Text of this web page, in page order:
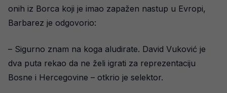
onih iz Borca koji je imao zapažen nastup u Evropi,
Barbarez je odgovorio:
– Sigurno znam na koga aludirate. David Vuković je
dva puta rekao da ne želi igrati za reprezentaciju
Bosne i Hercegovine – otkrio je selektor.